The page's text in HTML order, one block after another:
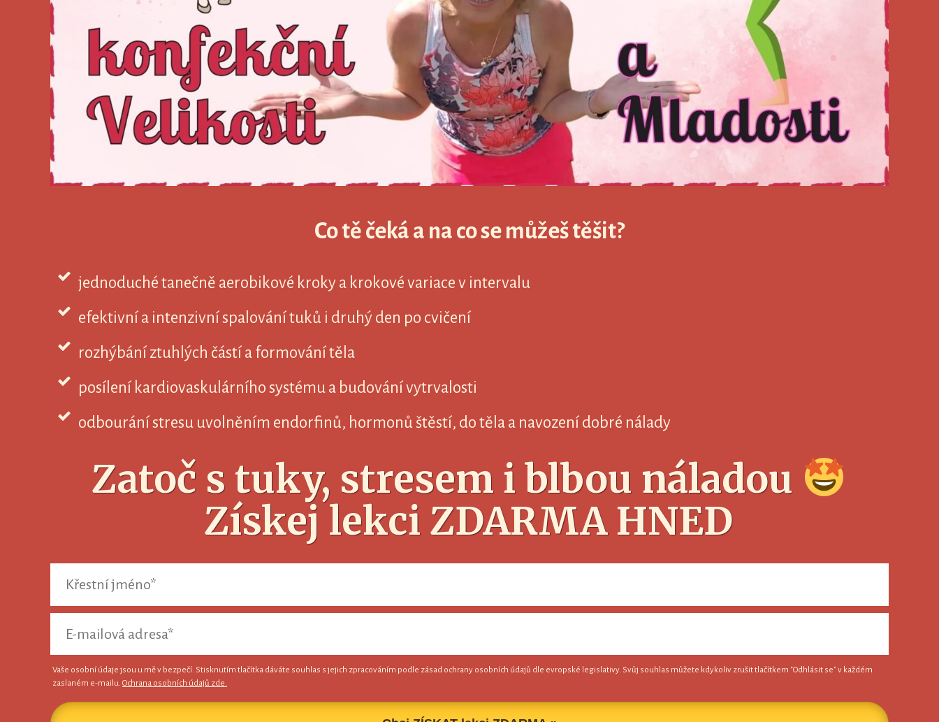
Co tě čeká a na co se můžeš těšit?
jednoduché tanečně aerobikové kroky a krokové variace v intervalu
efektivní a intenzivní spalování tuků i druhý den po cvičení
rozhýbání ztuhlých částí a formování těla
posílení kardiovaskulárního systému a budování vytrvalosti
odbourání stresu uvolněním endorfinů, hormonů štěstí, do těla a navození dobré nálady
Zatoč s tuky, stresem i blbou náladou
Získej lekci ZDARMA HNED
Vaše osobní údaje jsou u mě v bezpečí. Stisknutím tlačítka dáváte souhlas s jejich zpracováním podle zásad ochrany osobních údajů dle evropské legislativy. Svůj souhlas můžete kdykoliv zrušit tlačítkem "Odhlásit se" v každém
zaslaném e-mailu. Ochrana osobních údajů zde.